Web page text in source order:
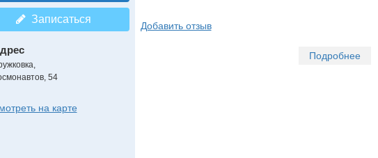
Записаться
,
54
на карте
Добавить отзыв
Подробнее